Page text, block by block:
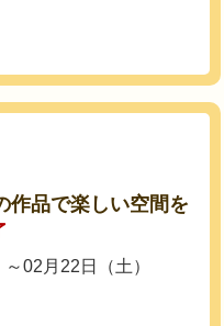
品で楽しい空間を
02月22日（土）